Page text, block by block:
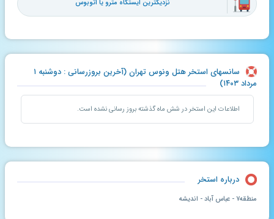
نزدیکترین ایستگاه مترو یا اتوبوس
سانسهای استخر هتل ونوس تهران (آخرین بروزرسانی : دوشنبه ۱
مرداد ۱۴۰۳)
اطلاعات این استخر در شش ماه گذشته بروز رسانی نشده است.
درباره استخر
منطقه۷ - عباس آباد - اندیشه